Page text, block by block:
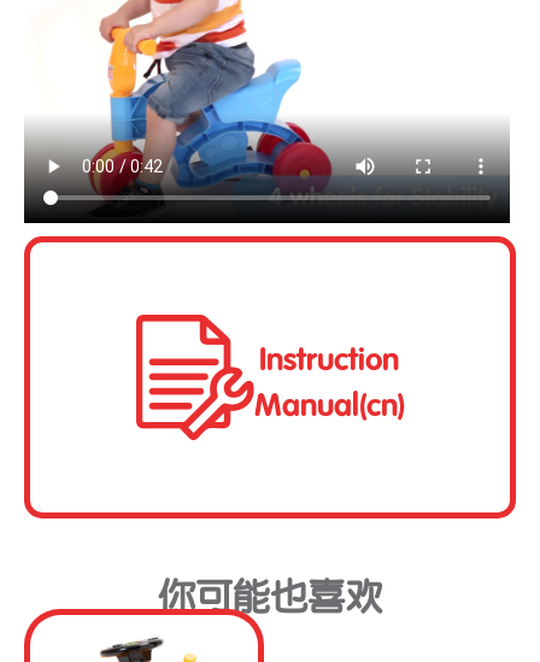
Instruction
Manual(cn)
你可能也喜欢